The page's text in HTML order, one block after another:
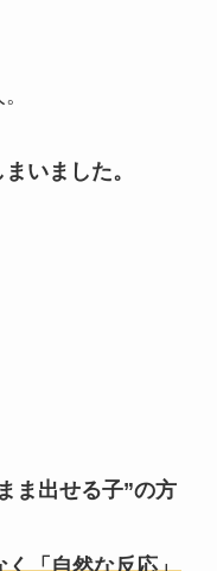
いました。
ま出せる子”の方
く「自然な反応」